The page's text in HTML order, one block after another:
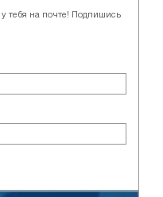
тебя на почте! Подпишись